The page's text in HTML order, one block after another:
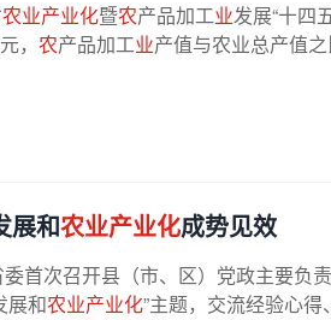
农业产业化暨农产品加工业发展“十四
， 农产品加工业产值与农业总产值
展和农业产业化成势见效
首次召开县（市、区）党政主要负
展和农业产业化”主题，交流经验心